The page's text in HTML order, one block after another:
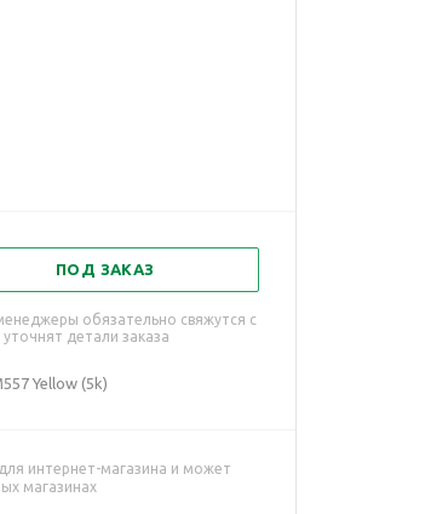
ПОД ЗАКАЗ
обязательно свяжутся с
уточнят детали заказа
Yellow (5k)
интернет-магазина и может
магазинах